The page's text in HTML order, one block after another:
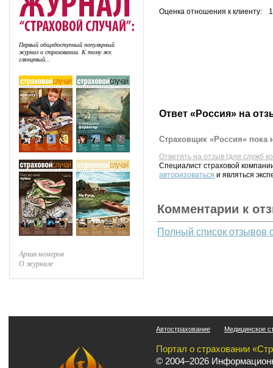
Первый общедоступный популярный
журнал о страховании. К тому же,
глянцевый...
Архив номеров
О журнале
Оценка отношения к клиенту: 1
Ответ «Россия» на
Страховщик «Россия» пока
Ответить на отзыв (для служб
Специалист страховой
авторизоваться и являться
Комментарии к
Полный список отзывов
Автострахование Медицинское
Портал о страховании
© 2004–2026